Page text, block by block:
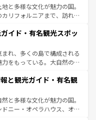
いため物価も高いが、旅行
スもあり、うまく活用すれ
一覧を参照してほしい。
と多様な文化が魅力の国。
リフォルニアまで、訪れる
ョッピング、エンターテイ
ポットだ。一方、アメリカ
ンドキャニオンやイエロー
が堪能できる。さらに、南
の各地域で異なる魅力を楽
な歴史を感じることができ
プや列車の旅も、アメリカ
のアメリカ
してほしい。
イド・有名観光スポッ
れ、多くの島で構成される
をもっている。大自然の神
番の観光地といえばオアフ
らマウイ島やカウアイ島が
に輝く海をはじめ、豊かな
アロハスピリット」と呼ば
と観光ガイド・有名観
と多様な文化が魅力の国。
ニー・オペラハウス、オー